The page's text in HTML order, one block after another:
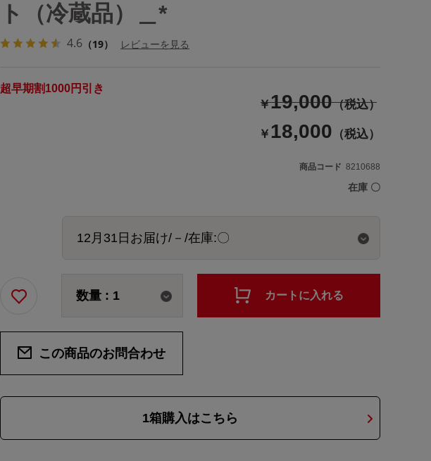
ト（冷蔵品）＿*
4.6 （19） レビューを見る
超早期割1000円引き
￥19,000（税込）
￥ 18,000 （税込）
商品コード 8210688
在庫 〇
数量 : 1 カートに入れる
この商品のお問合わせ
1箱購入はこちら